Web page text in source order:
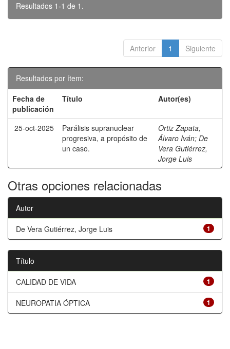
Resultados 1-1 de 1.
Anterior 1 Siguiente
Resultados por ítem:
Fecha de
publicación
Título Autor(es)
25-oct-2025
Parálisis supranuclear
progresiva, a propósito de
un caso.
Ortiz Zapata,
Álvaro Iván; De
Vera Gutiérrez,
Jorge Luis
Otras opciones relacionadas
Autor
1
De Vera Gutiérrez, Jorge Luis
Título
1
CALIDAD DE VIDA
1
NEUROPATIA ÓPTICA